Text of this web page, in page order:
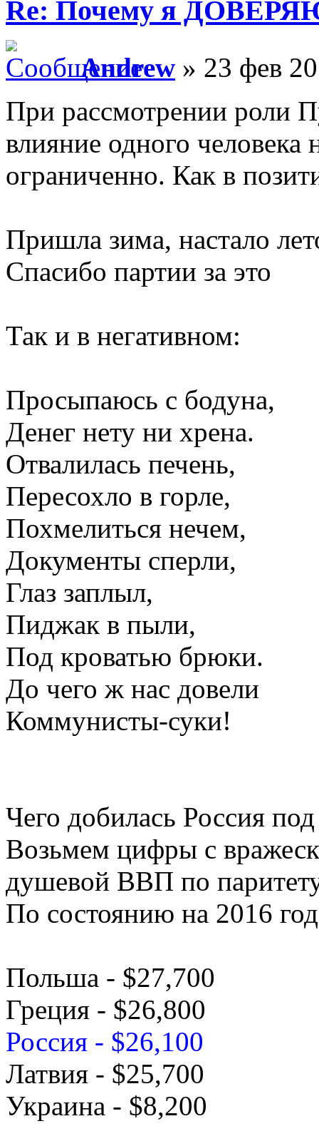
Re: Почему я
Andrew » 23 фев
При рассмотрении роли
влияние одного
ограниченно. Как в
Пришла зима, настало
Спасибо партии за это
Так и в негативном:
Просыпаюсь с бодуна,
Денег нету ни хрена.
Отвалилась печень,
Пересохло в горле,
Похмелиться нечем,
Документы сперли,
Глаз заплыл,
Пиджак в пыли,
Под кроватью брюки.
До чего ж нас довели
Коммунисты-суки!
Чего добилась Россия
Возьмем цифры с
душевой ВВП по
По состоянию на 2016
Польша - $27,700
Греция - $26,800
Россия - $26,100
Латвия - $25,700
Украина - $8,200